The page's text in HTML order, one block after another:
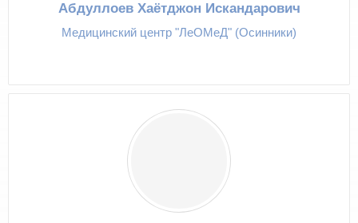
Абдуллоев Хаётджон Искандарович
Медицинский центр "ЛеОМеД" (Осинники)